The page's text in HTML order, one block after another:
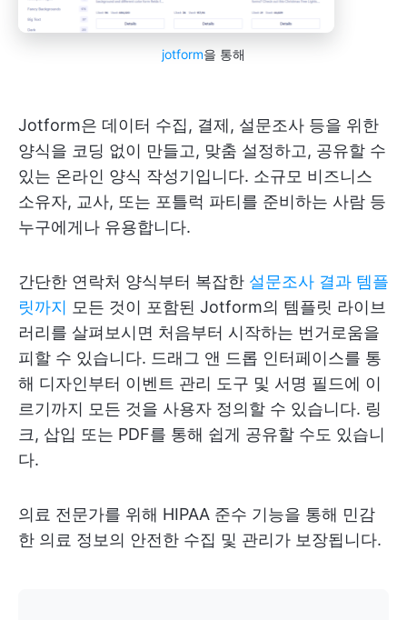
jotform을 통해
Jotform은 데이터 수집, 결제, 설문조사 등을 위한
양식을 코딩 없이 만들고, 맞춤 설정하고, 공유할 수
있는 온라인 양식 작성기입니다. 소규모 비즈니스
소유자, 교사, 또는 포틀럭 파티를 준비하는 사람 등
누구에게나 유용합니다.
간단한 연락처 양식부터 복잡한 설문조사 결과 템플
릿까지 모든 것이 포함된 Jotform의 템플릿 라이브
러리를 살펴보시면 처음부터 시작하는 번거로움을
피할 수 있습니다. 드래그 앤 드롭 인터페이스를 통
해 디자인부터 이벤트 관리 도구 및 서명 필드에 이
르기까지 모든 것을 사용자 정의할 수 있습니다. 링
크, 삽입 또는 PDF를 통해 쉽게 공유할 수도 있습니
다.
의료 전문가를 위해 HIPAA 준수 기능을 통해 민감
한 의료 정보의 안전한 수집 및 관리가 보장됩니다.